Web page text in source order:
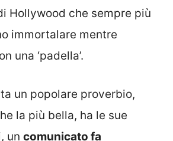
Hollywood che sempre più
immortalare mentre
una ‘padella’.
un popolare proverbio,
la più bella, ha le sue
un comunicato fa